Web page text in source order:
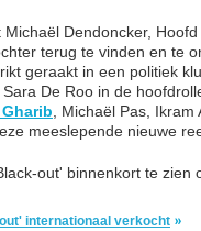
Michaël Dendoncker,
terug te vinden en te
geraakt in een politiek
De Roo in de
, Michaël Pas, Ikram
meeslepende nieuwe
out' binnenkort te zien
internationaal verkocht